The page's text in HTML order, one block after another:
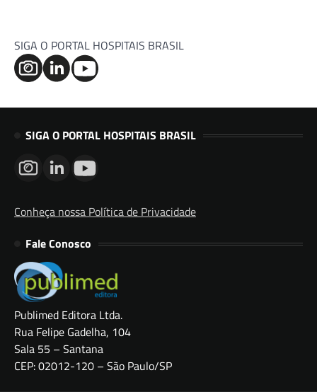
SIGA O PORTAL HOSPITAIS BRASIL
SIGA O PORTAL HOSPITAIS BRASIL
Conheça nossa Política de Privacidade
Fale Conosco
Publimed Editora Ltda.
Rua Felipe Gadelha, 104
Sala 55 – Santana
CEP: 02012-120 – São Paulo/SP